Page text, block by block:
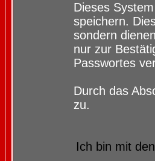
Dieses
speichern.
sondern
nur zur
Passwortes
Durch das
zu.
Ich bin mit